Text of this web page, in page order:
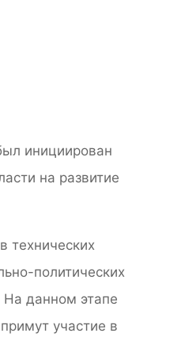
инициирован
на развитие
технических
политических
На данном этапе
участие в